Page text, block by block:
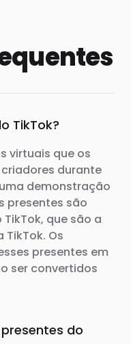
TikTok?
virtuais que os
durante
demonstração
presentes são
que são a
Os
presentes em
ser convertidos
do